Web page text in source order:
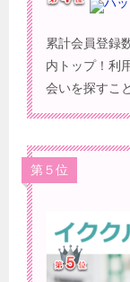
累計会員登録
内トップ！利
会いを探すこ
第５位